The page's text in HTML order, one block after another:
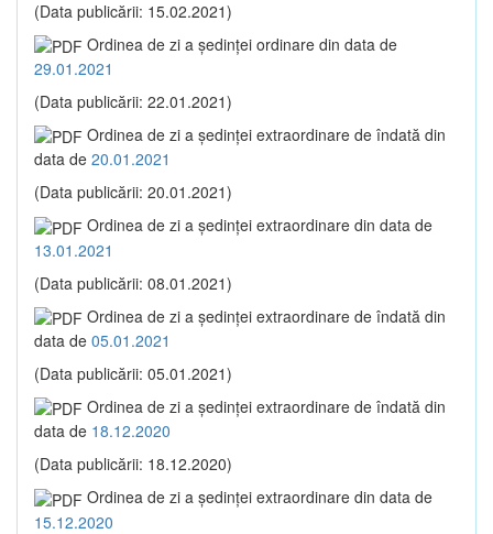
(Data publicării: 15.02.2021)
Ordinea de zi a şedinţei ordinare din data de
29.01.2021
(Data publicării: 22.01.2021)
Ordinea de zi a şedinţei extraordinare de îndată din
data de 20.01.2021
(Data publicării: 20.01.2021)
Ordinea de zi a şedinţei extraordinare din data de
13.01.2021
(Data publicării: 08.01.2021)
Ordinea de zi a şedinţei extraordinare de îndată din
data de 05.01.2021
(Data publicării: 05.01.2021)
Ordinea de zi a şedinţei extraordinare de îndată din
data de 18.12.2020
(Data publicării: 18.12.2020)
Ordinea de zi a şedinţei extraordinare din data de
15.12.2020